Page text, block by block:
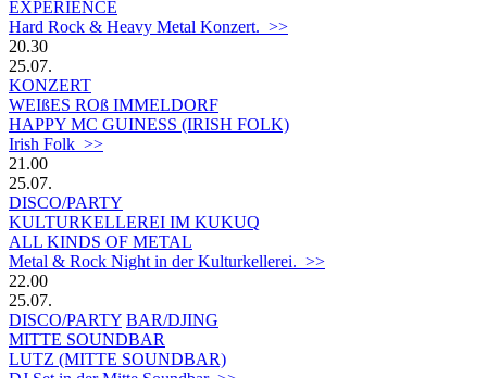
EXPERIENCE
Hard Rock & Heavy Metal Konzert. >>
20.30
25.07.
KONZERT
WEIßES ROß IMMELDORF
HAPPY MC GUINESS (IRISH FOLK)
Irish Folk >>
21.00
25.07.
DISCO/PARTY
KULTURKELLEREI IM KUKUQ
ALL KINDS OF METAL
Metal & Rock Night in der Kulturkellerei. >>
22.00
25.07.
DISCO/PARTY BAR/DJING
MITTE SOUNDBAR
LUTZ (MITTE SOUNDBAR)